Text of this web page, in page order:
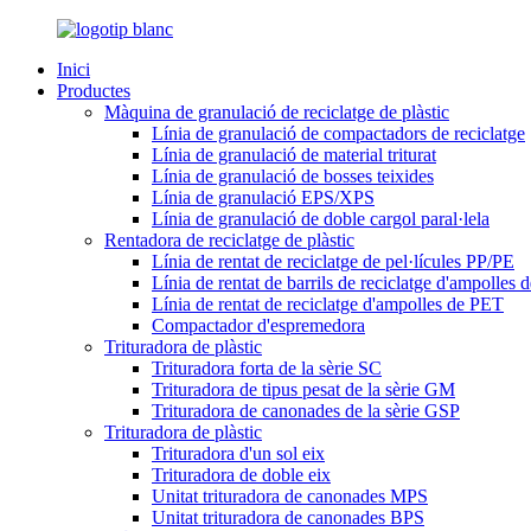
Inici
Productes
Màquina de granulació de reciclatge de plàstic
Línia de granulació de compactadors de reciclatge
Línia de granulació de material triturat
Línia de granulació de bosses teixides
Línia de granulació EPS/XPS
Línia de granulació de doble cargol paral·lela
Rentadora de reciclatge de plàstic
Línia de rentat de reciclatge de pel·lícules PP/PE
Línia de rentat de barrils de reciclatge d'ampolles
Línia de rentat de reciclatge d'ampolles de PET
Compactador d'espremedora
Trituradora de plàstic
Trituradora forta de la sèrie SC
Trituradora de tipus pesat de la sèrie GM
Trituradora de canonades de la sèrie GSP
Trituradora de plàstic
Trituradora d'un sol eix
Trituradora de doble eix
Unitat trituradora de canonades MPS
Unitat trituradora de canonades BPS